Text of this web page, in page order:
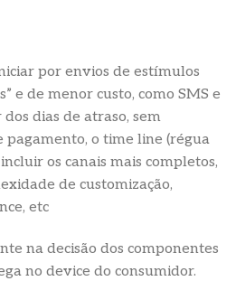
por envios de estímulos
e de menor custo, como SMS e
dias de atraso, sem
pagamento, o time line (régua
os canais mais completos,
de customização,
etc
na decisão dos componentes
no device do consumidor.